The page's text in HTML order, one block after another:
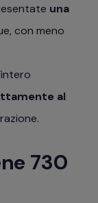
una
con meno
al
730